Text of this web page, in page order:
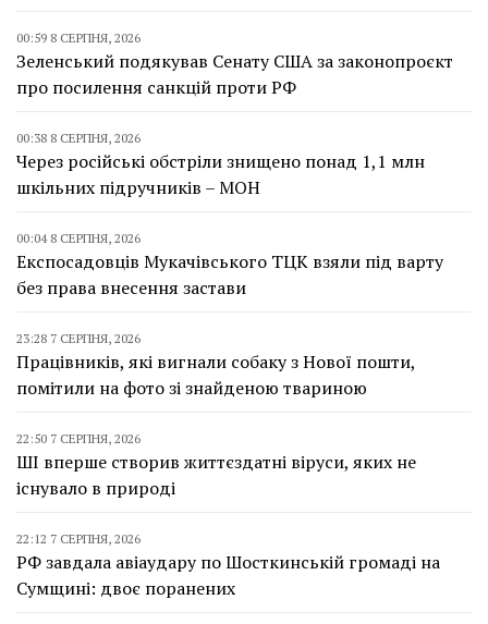
00:59 8 СЕРПНЯ, 2026
Зеленський подякував Сенату США за законопроєкт
про посилення санкцій проти РФ
00:38 8 СЕРПНЯ, 2026
Через російські обстріли знищено понад 1,1 млн
шкільних підручників – МОН
00:04 8 СЕРПНЯ, 2026
Експосадовців Мукачівського ТЦК взяли під варту
без права внесення застави
23:28 7 СЕРПНЯ, 2026
Працівників, які вигнали собаку з Нової пошти,
помітили на фото зі знайденою твариною
22:50 7 СЕРПНЯ, 2026
ШІ вперше створив життєздатні віруси, яких не
існувало в природі
22:12 7 СЕРПНЯ, 2026
РФ завдала авіаудару по Шосткинській громаді на
Сумщині: двоє поранених